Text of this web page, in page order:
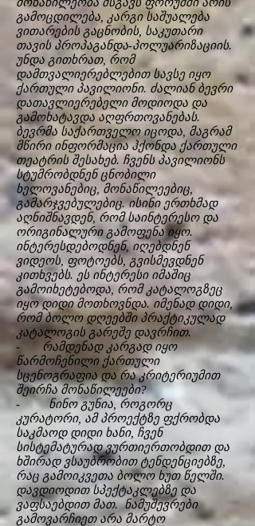
გამოცდილება, კარგი საშუალება
ვითარების გაცნობის, საკუთარი
თავის პროპაგანდა-პოლუარიზაციის.
უნდა გითხრათ, რომ
დამთვალიერებლებით სავსე იყო
ქართული პავილიონი. ძალიან ბევრი
დათავლიერებელი მოდიოდა და
გამოხატავდა აღფრთოვანებას.
ბევრმა საქართველო იცოდა, მაგრამ
მწირი ინფორმაცია ჰქონდა ქართული
თეატრის შესახებ. ჩვენს პავილიონს
სტუმრობდნენ ცნობილი
ხელოვანებიც, მონაწილეებიც,
გამარჯვებულებიც. ისინი ერთხმად
აღნიშნავდენ, რომ საინტერესო და
ორიგინალური გამოფენა იყო.
ინტერესდებოდნენ, იღებდნენ
ვიდეოს, ფოტოებს, გვისმევდნენ
კითხვებს. ეს ინტერესი იმაშიც
გამოიხეტებოდა, რომ კატალოგზეც
იყო დიდი მოთხოვნდა. იმენად დიდი,
რომ ბოლო დღეებში პრაქტიკულად
კატალოგის გარეშე დავრჩით.
- რამდენად კარგად იყო
წარმოჩენილი ქართული
სცენოგრაფია და რა კრიტერიუმით
შეირჩა მონაწილეები?
- ნინო გუნია, როგორც
კურატორი, ამ პროექტზე ფქრობდა
საკმაოდ დიდი ხანი, ჩვენ
სისტემატურად ვურთიერთობდით და
ხშირად ვსაუბრობით ტენდენციებზე,
რაც გამოიკვეთა ბოლო ხუთ წელში.
დავდიოდით სპექტაკლებზე და
ვაფსაებდით მათ. ნამუშევრები
გამოვარჩიეთ არა მარტო